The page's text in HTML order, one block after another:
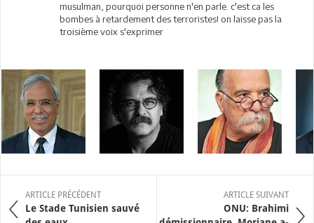
musulman, pourquoi personne n'en parle. c'est ca les
bombes à retardement des terroristes! on laisse pas la
troisième voix s'exprimer
ARTICLE PRÉCÉDENT
Le Stade Tunisien sauvé
ARTICLE SUIVANT
ONU: Brahimi